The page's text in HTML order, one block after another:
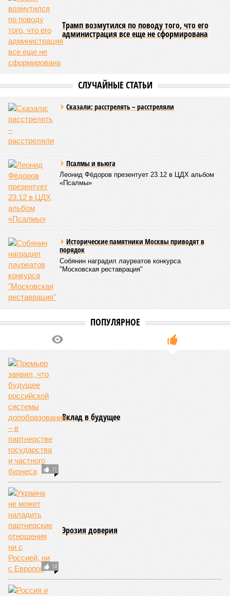
Трамп возмутился по поводу того, что его
администрация все еще не сформирована
СЛУЧАЙНЫЕ СТАТЬИ
Сказали: расстрелять – расстреляли
Псалмы и вьюга
Леонид Фёдоров презентует 23.12 в ЦДХ альбом
«Псалмы»
Исторические памятники Москвы приводят в
порядок
Собянин наградил лауреатов конкурса
"Московская реставрация"
ПОПУЛЯРНОЕ
11
Вклад в будущее
14
Эрозия доверия